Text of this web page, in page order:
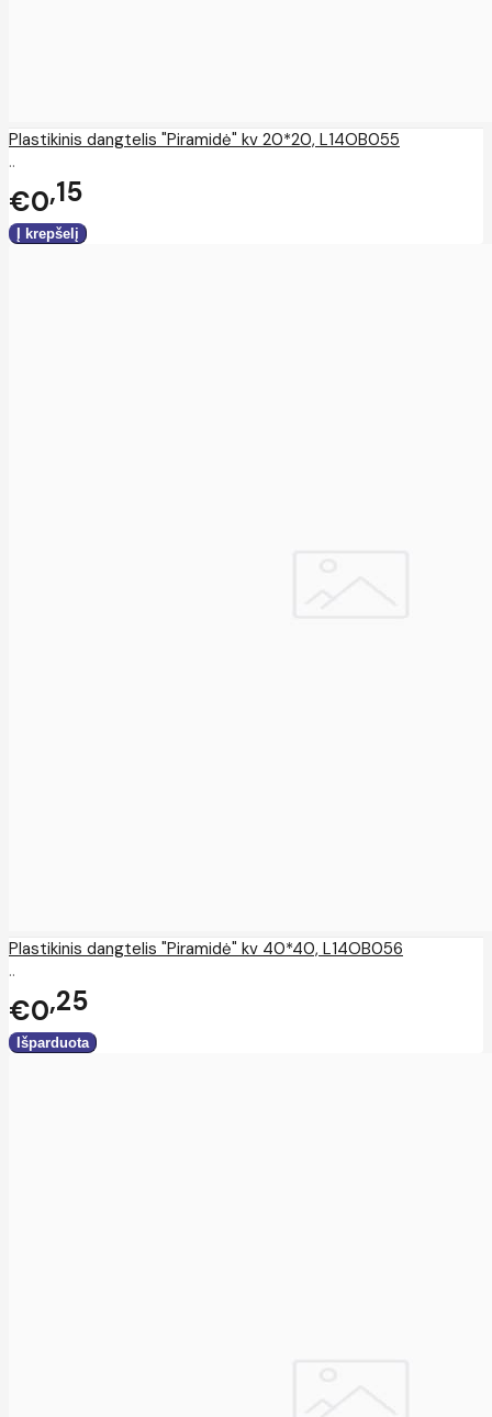
Plastikinis dangtelis "Piramidė" kv 20*20, L14OB055
..
€0 15
Plastikinis dangtelis "Piramidė" kv 40*40, L14OB056
..
€0 25